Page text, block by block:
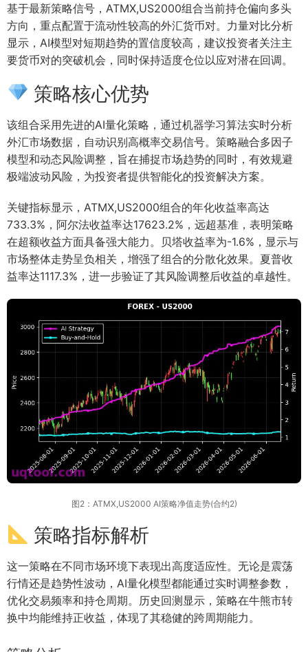
基于最新策略信号，ATMX,US2000组合当前持仓偏向多头
方向，重点配置于流动性较高的外汇货币对。力量对比分析
显示，AI模型对短期趋势的置信度较高，建议投资者关注主
要货币对的突破机会，同时保持适度仓位以应对潜在回调。
策略核心优势
该组合采用先进的AI量化策略，通过机器学习算法实时分析
外汇市场数据，自动识别高概率交易信号。策略融合多因子
模型和动态风险调整，旨在捕捉市场趋势的同时，有效规避
极端波动风险，为投资者提供智能化的投资解决方案。
关键指标显示，ATMX,US2000组合的年化收益率高达
733.3%，阿尔法收益率达17623.2%，远超基准，表明策略
在超额收益方面具备强大能力。贝塔收益率为-1.6%，显示与
市场整体走势呈负相关，增强了组合的分散化效果。夏普收
益率达1117.3%，进一步验证了其风险调整后收益的卓越性。
图2：ATMX,US2000 AI策略净值走势(合约2)
策略指标解析
这一策略在不同市场环境下表现出高度适应性。无论是震荡
行情还是趋势性波动，AI量化模型都能通过实时调整参数，
优化交易频率和持仓周期。历史回测显示，策略在牛熊市转
换中均能维持正收益，体现了其稳健的跨周期能力。